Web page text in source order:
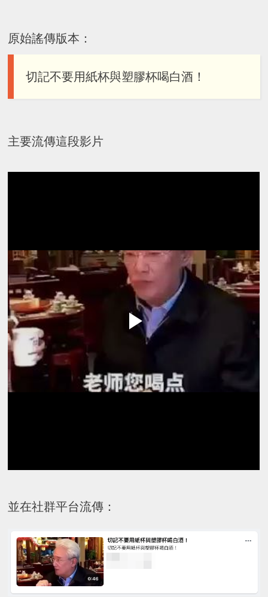
原始謠傳版本：
切記不要用紙杯與塑膠杯喝白酒！
主要流傳這段影片
並在社群平台流傳：